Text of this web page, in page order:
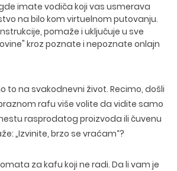
imate vodiča koji vas usmerava
na bilo kom virtuelnom putovanju.
pomaže i uključuje u sve
kroz poznate i nepoznate onlajn
to na svakodnevni život. Recimo, došli
rafu više volite da vidite samo
rasprodatog proizvoda ili čuvenu
„Izvinite, brzo se vraćam“?
za kafu koji ne radi. Da li vam je